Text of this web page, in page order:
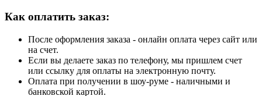
Как оплатить заказ:
После оформления заказа - онлайн оплата через сайт или
на счет.
Если вы делаете заказ по телефону, мы пришлем счет
или ссылку для оплаты на электронную почту.
Оплата при получении в шоу-руме - наличными и
банковской картой.